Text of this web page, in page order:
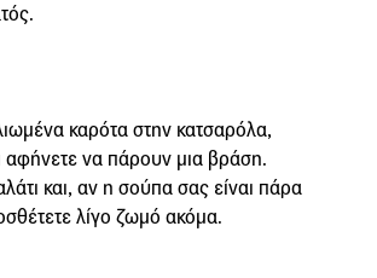
καρότα στην κατσαρόλα,
αφήνετε να πάρουν μια βράση.
και, αν η σούπα σας είναι πάρα
λίγο ζωμό ακόμα.